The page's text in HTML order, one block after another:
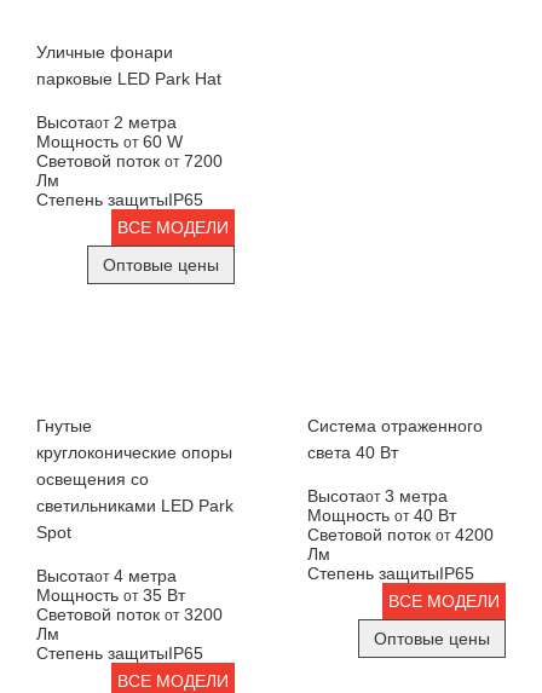
Уличные фонари
парковые LED Park Hat
Высотаот 2 метра
Мощность от 60 W
Световой поток от 7200
Лм
Степень защитыIP65
ВСЕ МОДЕЛИ
Оптовые цены
Гнутые
круглоконические опоры
освещения со
светильниками LED Park
Spot
Высотаот 4 метра
Мощность от 35 Вт
Световой поток от 3200
Лм
Степень защитыIP65
ВСЕ МОДЕЛИ
Система отраженного
света 40 Вт
Высотаот 3 метра
Мощность от 40 Вт
Световой поток от 4200
Лм
Степень защитыIP65
ВСЕ МОДЕЛИ
Оптовые цены